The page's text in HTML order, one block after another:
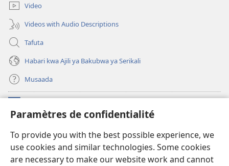
Paramètres de confidentialité
To provide you with the best possible experience, we
use cookies and similar technologies. Some cookies
are necessary to make our website work and cannot
Video
Videos with Audio Descriptions
Tafuta
Habari kwa Ajili ya Bakubwa ya Serikali
Musaada
(opens
new
Maktaba ku Enternete
(opens
new
window)JW Hub
(opens